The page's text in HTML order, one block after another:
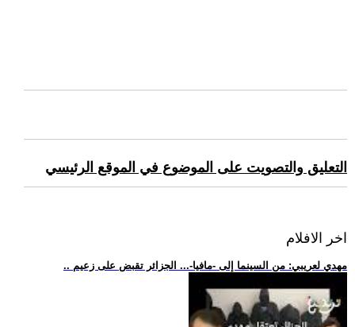
التعليق والتصويت على الموضوع في الموقع الرئيسي
اخر الافلام
.. مهدي لعريبي: من السينما إلى -مافيا-... الجزائر تقبض على زعيم